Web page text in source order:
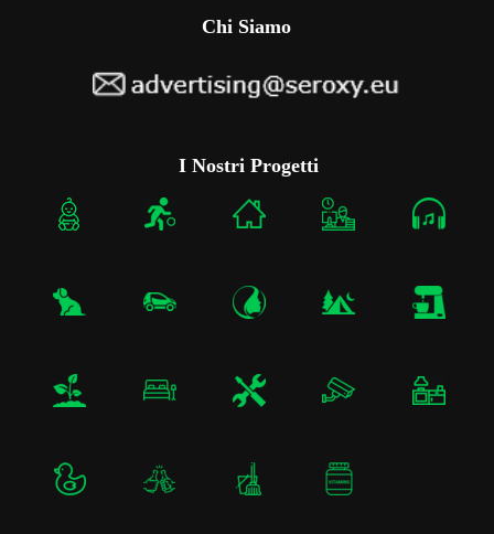
Chi Siamo
I Nostri Progetti